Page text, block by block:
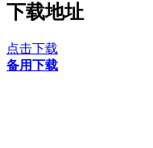
下载地址
点击下载
备用下载